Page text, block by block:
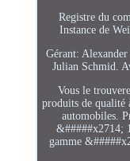
Registre du
Instance de
Gérant:
Julian Schmid.
Vous le
produits de qualité
automobiles.
&#####x2714;
gamme